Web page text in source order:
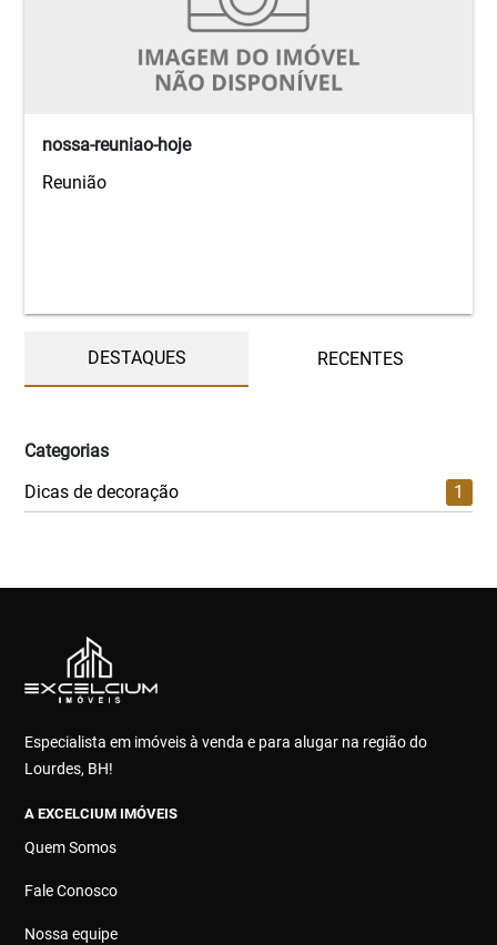
nossa-reuniao-hoje
Reunião
DESTAQUES RECENTES
Categorias
Dicas de decoração
1
Especialista em imóveis à venda e para alugar na região do
Lourdes, BH!
A EXCELCIUM IMÓVEIS
Quem Somos
Fale Conosco
Nossa equipe